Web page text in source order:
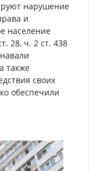
нарушение
и
население
28, ч. 2 ст. 438
также
своих
обеспечили